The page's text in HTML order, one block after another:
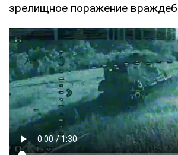
зрелищное поражение